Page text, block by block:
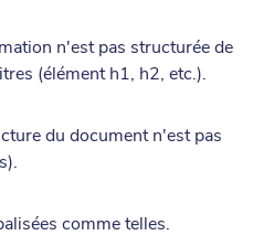
n'est pas structurée de
(élément h1, h2, etc.).
du document n'est pas
comme telles.